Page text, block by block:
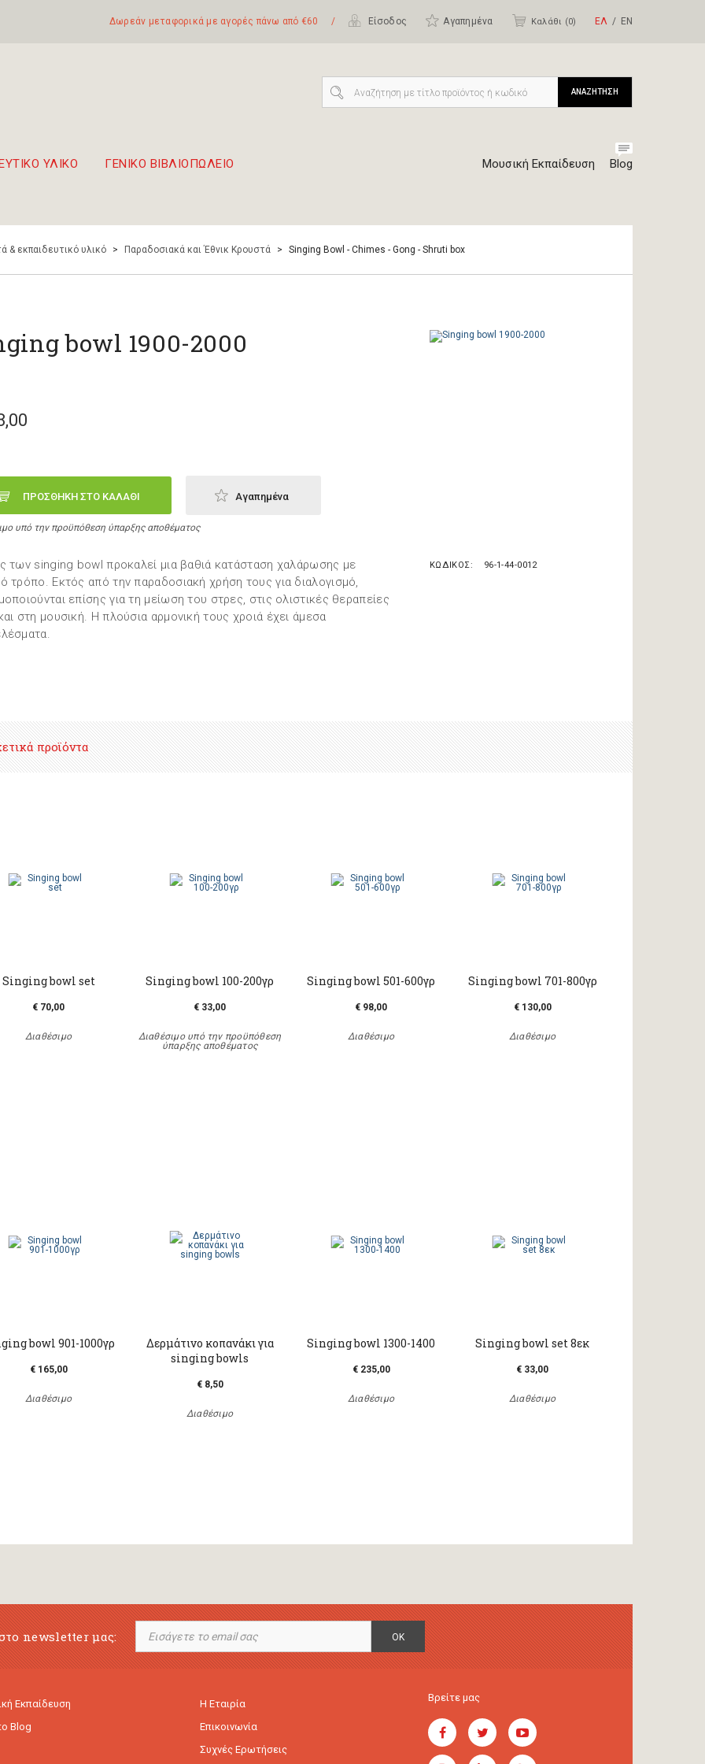
Δωρεάν μεταφορικά με αγορές πάνω από €60 / Είσοδος Αγαπημένα Καλάθι (0) ΕΛ ΕΝ
ΥΛΙΚΟ ΓΕΝΙΚΟ ΒΙΒΛΙΟΠΩΛΕΙΟ Μουσική Εκπαίδευση Blog
ΑΝΑΖΗΤΗΣΗ
& εκπαιδευτικό υλικό > Παραδοσιακά και Έθνικ Κρουστά > Singing Bowl - Chimes - Gong - Shruti box
bowl 1900-2000
ΠΡΟΣΘΗΚΗ ΣΤΟ ΚΑΛΑΘΙ Αγαπημένα
υπό την προϋπόθεση ύπαρξης αποθέματος
των singing bowl προκαλεί μια βαθιά κατάσταση χαλάρωσης με
τρόπο. Εκτός από την παραδοσιακή χρήση τους για διαλογισμό,
επίσης για τη μείωση του στρες, στις ολιστικές θεραπείες
στη μουσική. Η πλούσια αρμονική τους χροιά έχει άμεσα
ΚΩΔΙΚΟΣ 96-1-44-0012
προϊόντα
Singing bowl set
€ 70,00
Διαθέσιμο
Singing bowl 100-200γρ
€ 33,00
Διαθέσιμο υπό την προϋπόθεση
ύπαρξης αποθέματος
Singing bowl 501-600γρ
€ 98,00
Διαθέσιμο
Singing bowl 701-800γρ
€ 130,00
Διαθέσιμο
bowl 901-1000γρ
€ 165,00
Διαθέσιμο
Δερμάτινο κοπανάκι για
singing bowls
€ 8,50
Διαθέσιμο
Singing bowl 1300-1400
€ 235,00
Διαθέσιμο
Singing bowl set 8εκ
€ 33,00
Διαθέσιμο
newsletter μας: OK
Εκπαίδευση
Blog
Η Εταιρία
Επικοινωνία
Συχνές Ερωτήσεις
Βρείτε μας